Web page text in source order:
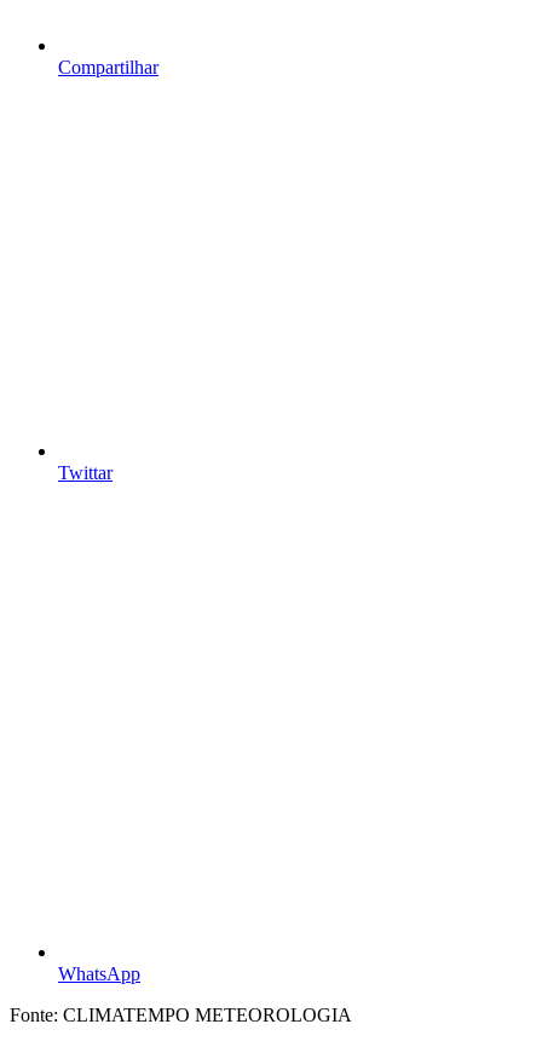
Compartilhar
Twittar
WhatsApp
Fonte: CLIMATEMPO METEOROLOGIA